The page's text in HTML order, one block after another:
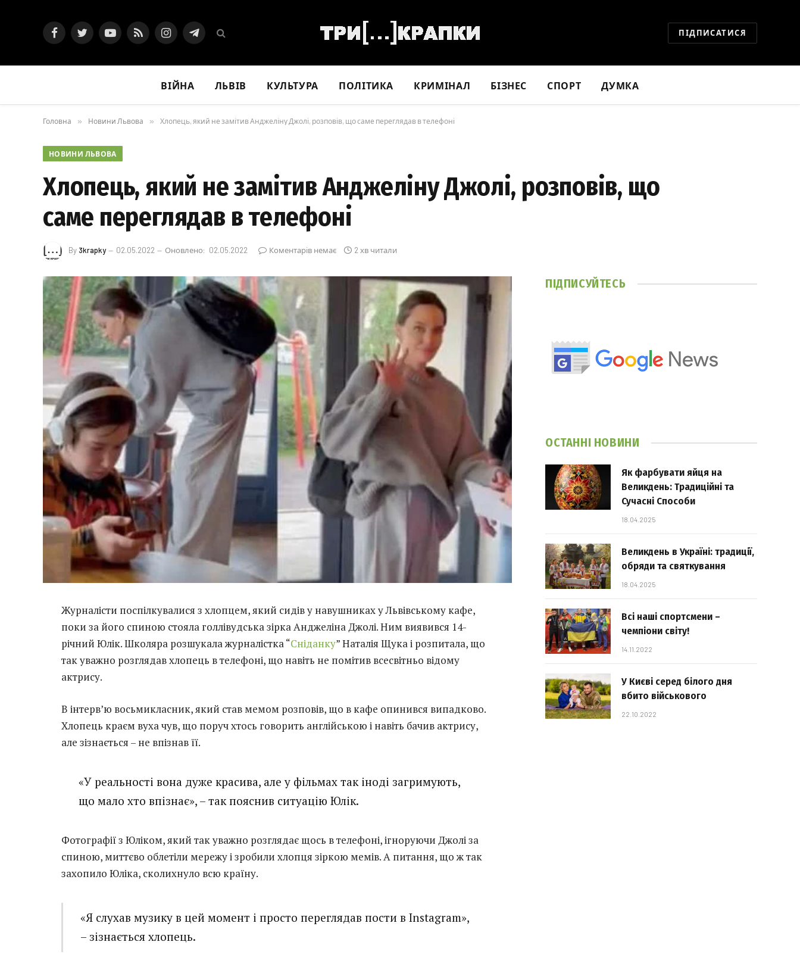
FacebookTwitterYouTubeRSS InstagramTelegram ПІДПИСАТИСЯ
ВІЙНА ЛЬВІВ КУЛЬТУРА ПОЛІТИКА КРИМІНАЛ БІЗНЕС СПОРТ ДУМКА
Головна » Новини Львова » Хлопець, який не замітив Анджеліну Джолі, розповів, що саме переглядав в телефоні
НОВИНИ ЛЬВОВА
Хлопець, який не замітив Анджеліну Джолі, розповів, що
саме переглядав в телефоні
By 3krapky 02.05.2022 Оновлено: 02.05.2022 Коментарів немає 2 хв читали
Журналісти поспілкувалися з хлопцем, який сидів у навушниках у Львівському кафе,
поки за його спиною стояла голлівудська зірка Анджеліна Джолі. Ним виявився 14-
річний Юлік. Школяра розшукала журналістка “Сніданку” Наталія Щука і розпитала, що
так уважно розглядав хлопець в телефоні, що навіть не помітив всесвітньо відому
актрису.
В інтерв’ю восьмикласник, який став мемом розповів, що в кафе опинився випадково.
Хлопець краєм вуха чув, що поруч хтось говорить англійською і навіть бачив актрису,
але зізнається – не впізнав її.
«У реальності вона дуже красива, але у фільмах так іноді загримують,
що мало хто впізнає», – так пояснив ситуацію Юлік.
Фотографії з Юліком, який так уважно розглядає щось в телефоні, ігноруючи Джолі за
спиною, миттєво облетіли мережу і зробили хлопця зіркою мемів. А питання, що ж так
захопило Юліка, сколихнуло всю країну.
«Я слухав музику в цей момент і просто переглядав пости в Instagram»,
– зізнається хлопець.
ПІДПИСУЙТЕСЬ
ОСТАННІ НОВИНИ
Як фарбувати яйця на
Великдень: Традиційні та
Сучасні Способи
18.04.2025
Великдень в Україні: традиції,
обряди та святкування
18.04.2025
Всі наші спортсмени –
чемпіони світу!
14.11.2022
У Києві серед білого дня
вбито військового
22.10.2022